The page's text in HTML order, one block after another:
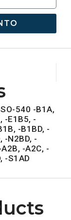
540 -B1A,
-E1B5, -
-B1BD, -
-N2BD, -
-A2C, -
-S1AD